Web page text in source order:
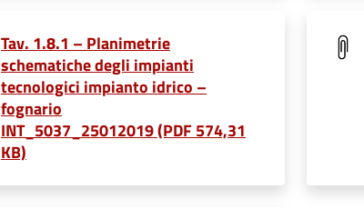
Tav. 1.8.1 – Planimetrie
schematiche degli impianti
tecnologici impianto idrico –
fognario
INT_5037_25012019 (PDF 574,31
KB)